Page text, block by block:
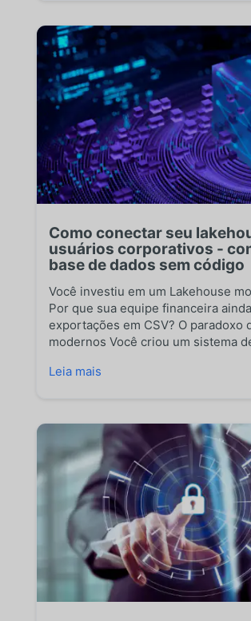
Como conectar seu
usuários corporativos -
base de dados sem código
Você investiu em um Lakehouse
Por que sua equipe financeira
exportações em CSV? O paradoxo
modernos Você criou um sistema
Leia mais